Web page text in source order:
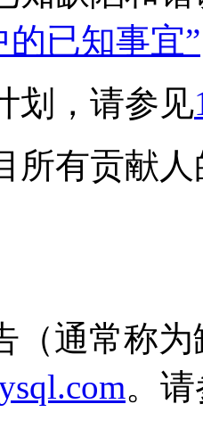
的已知事宜”
划，请参见
所有贡献
（通常称
。